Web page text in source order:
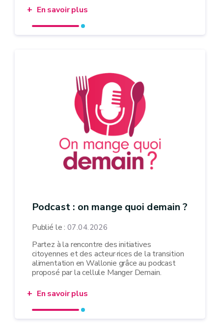
En savoir plus
Podcast : on mange quoi demain ?
Publié le : 07.04.2026
Partez à la rencontre des initiatives
citoyennes et des acteur·rices de la transition
alimentation en Wallonie grâce au podcast
proposé par la cellule Manger Demain.
En savoir plus